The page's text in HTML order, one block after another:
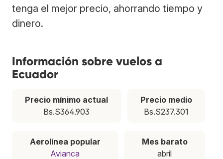
tenga el mejor precio, ahorrando tiempo y
dinero.
Información sobre vuelos a
Ecuador
Precio mínimo actual
Bs.S364.903
Precio medio
Bs.S237.301
Aerolínea popular
Avianca
Mes barato
abril